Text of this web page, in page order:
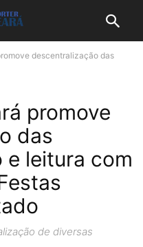
descentralização das
promove
das
leitura com
de diversas